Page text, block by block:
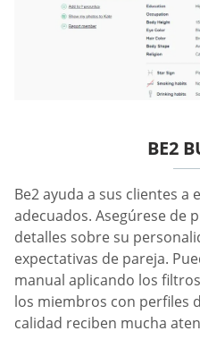
BE2
Be2 ayuda a sus clientes a
adecuados. Asegúrese de
detalles sobre su
expectativas de pareja.
manual aplicando los
los miembros con perfiles
calidad reciben mucha